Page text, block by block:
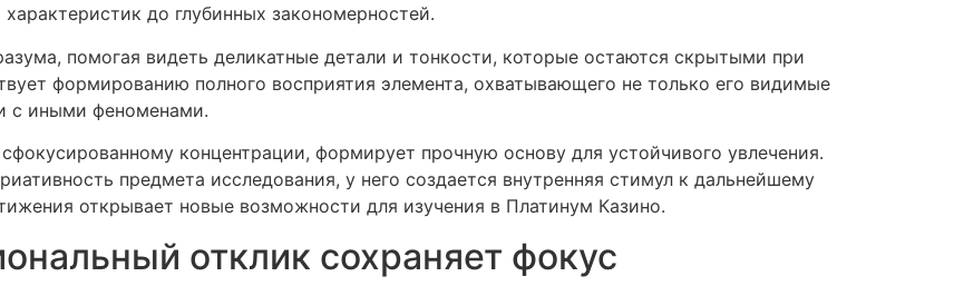
до глубинных закономерностей.
помогая видеть деликатные детали и тонкости, которые остаются скрытыми при
формированию полного восприятия элемента, охватывающего не только его видимые
с иными феноменами.
концентрации, формирует прочную основу для устойчивого увлечения.
предмета исследования, у него создается внутренняя стимул к дальнейшему
открывает новые возможности для изучения в Платинум Казино.
отклик сохраняет фокус